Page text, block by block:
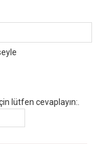
lütfen cevaplayın:.